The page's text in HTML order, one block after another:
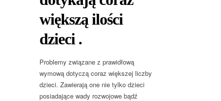
większą ilości
dzieci .
Problemy związane z prawidłową
wymową dotyczą coraz większej liczby
dzieci. Zawierają one nie tylko dzieci
posiadające wady rozwojowe bądź